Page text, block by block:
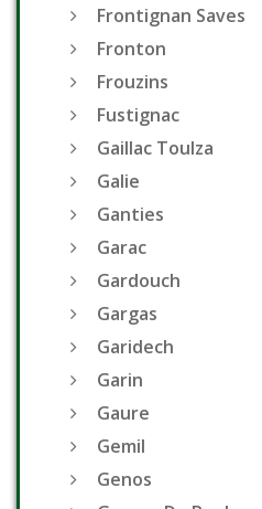
Frontignan Saves
Fronton
Frouzins
Fustignac
Gaillac Toulza
Galie
Ganties
Garac
Gardouch
Gargas
Garidech
Garin
Gaure
Gemil
Genos